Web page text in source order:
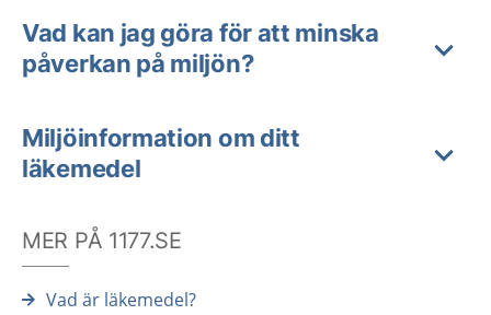
Vad kan jag göra för att minska
påverkan på miljön?
Miljöinformation om ditt
läkemedel
MER PÅ 1177.SE
Vad är läkemedel?